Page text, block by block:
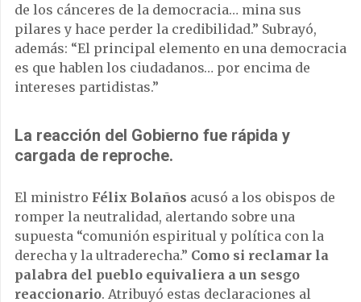
de los cánceres de la democracia… mina sus
pilares y hace perder la credibilidad.” Subrayó,
además: “El principal elemento en una democracia
es que hablen los ciudadanos… por encima de
intereses partidistas.”
La reacción del Gobierno fue rápida y
cargada de reproche.
El ministro Félix Bolaños acusó a los obispos de
romper la neutralidad, alertando sobre una
supuesta “comunión espiritual y política con la
derecha y la ultraderecha.” Como si reclamar la
palabra del pueblo equivaliera a un sesgo
reaccionario. Atribuyó estas declaraciones al